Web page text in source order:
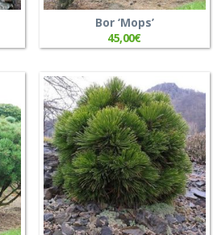
Bor ‘Mops’
45,00€